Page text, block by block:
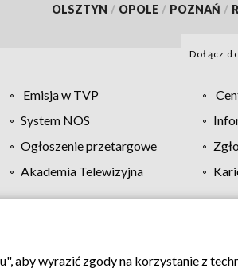
OLSZTYN / OPOLE / POZNAŃ /
Dołącz
Emisja w TVP
System NOS
Ogłoszenie przetargowe
Akademia Telewizyjna
Regulamin TVP Polityka prywatności
aby wyrazić zgody na korzystanie z